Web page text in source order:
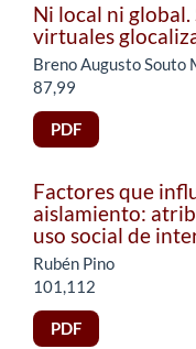
Ni local ni
virtuales
Breno Augusto Souto
87,99
PDF
Factores que
aislamiento:
uso social de
Rubén Pino
101,112
PDF